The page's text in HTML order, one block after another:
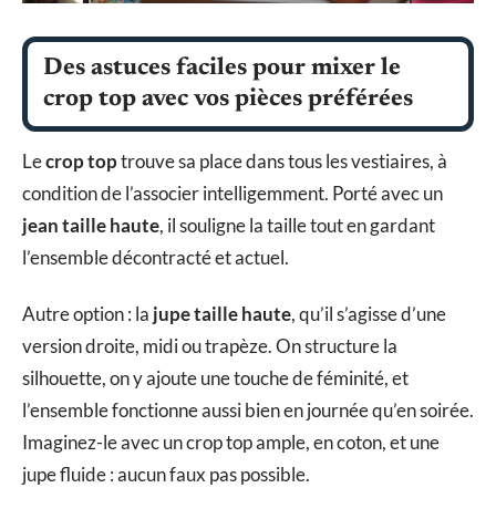
Des astuces faciles pour mixer le
crop top avec vos pièces préférées
Lecrop toptrouve sa place dans tous les vestiaires, à
condition de l’associer intelligemment. Porté avec un
jean taille haute, il souligne la taille tout en gardant
l’ensemble décontracté et actuel.
Autre option : la jupe taille haute, qu’il s’agisse d’une
version droite, midi ou trapèze. On structure la
silhouette, on y ajoute une touche de féminité, et
l’ensemble fonctionne aussi bien en journée qu’en soirée.
Imaginez-le avec un crop top ample, en coton, et une
jupe fluide : aucun faux pas possible.